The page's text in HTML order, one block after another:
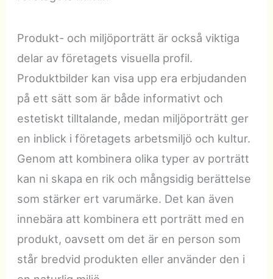
Produkt- och miljöporträtt är också viktiga
delar av företagets visuella profil.
Produktbilder kan visa upp era erbjudanden
på ett sätt som är både informativt och
estetiskt tilltalande, medan miljöporträtt ger
en inblick i företagets arbetsmiljö och kultur.
Genom att kombinera olika typer av porträtt
kan ni skapa en rik och mångsidig berättelse
som stärker ert varumärke. Det kan även
innebära att kombinera ett porträtt med en
produkt, oavsett om det är en person som
står bredvid produkten eller använder den i